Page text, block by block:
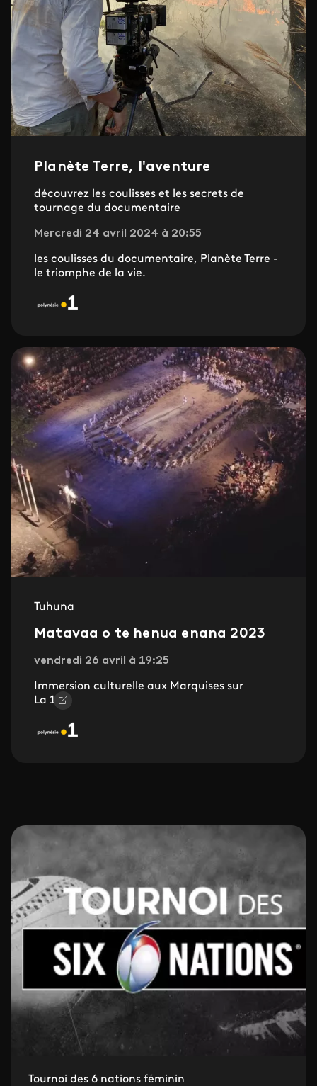
Planète Terre, l'aventure
découvrez les coulisses et les secrets de
tournage du documentaire
Mercredi 24 avril 2024 à 20:55
les coulisses du documentaire, Planète Terre -
le triomphe de la vie.
Tuhuna
Matavaa o te henua enana 2023
vendredi 26 avril à 19:25
Immersion culturelle aux Marquises sur
La 1ère
Tournoi des 6 nations féminin